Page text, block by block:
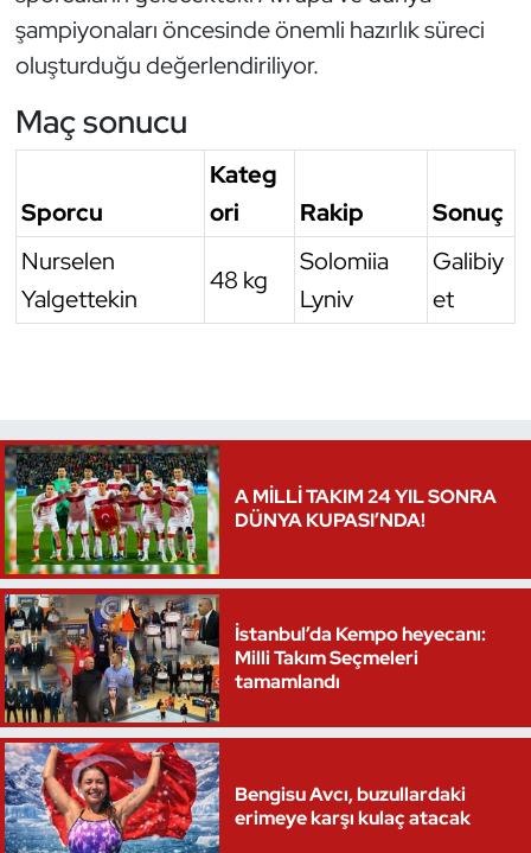
şampiyonaları öncesinde önemli hazırlık süreci
oluşturduğu değerlendiriliyor.
Maç sonucu
Sporcu
Kateg
ori
Rakip
Sonuç
Nurselen
Yalgettekin
48 kg
Solomiia
Lyniv
Galibiy
et
A MİLLİ TAKIM 24 YIL SONRA
DÜNYA KUPASI’NDA!
İstanbul’da Kempo heyecanı:
Milli Takım Seçmeleri
tamamlandı
Bengisu Avcı, buzullardaki
erimeye karşı kulaç atacak